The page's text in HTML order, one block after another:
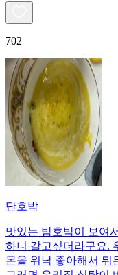
702
단호박
맛있는 밤호박이 보여
하니 갈고싶더라구요.
몬을 워낙 좋아해서 뭐